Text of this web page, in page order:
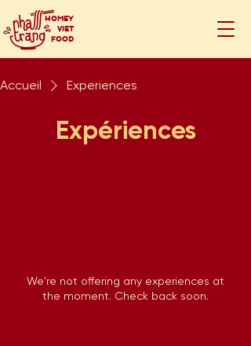
HOMEY
VIET
FOOD
Accueil Experiences
Expériences
We're not offering any experiences at
the moment. Check back soon.